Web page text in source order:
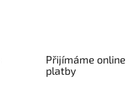
Přijímáme online
platby